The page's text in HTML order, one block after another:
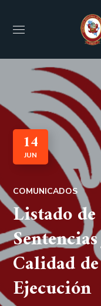
14
JUN
COMUNICADOS
Listado
Calidad
Ejecución